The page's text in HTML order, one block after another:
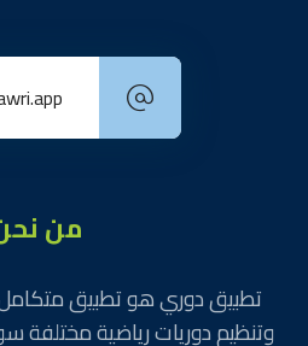
من
تطبيق دوري هو تطبيق متكامل
وتنظيم دوريات رياضية مختلفة